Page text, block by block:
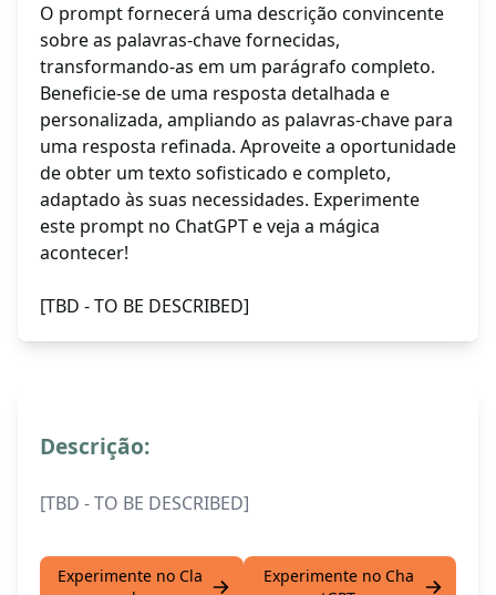
O prompt fornecerá uma descrição convincente
sobre as palavras-chave fornecidas,
transformando-as em um parágrafo completo.
Beneficie-se de uma resposta detalhada e
personalizada, ampliando as palavras-chave para
uma resposta refinada. Aproveite a oportunidade
de obter um texto sofisticado e completo,
adaptado às suas necessidades. Experimente
este prompt no ChatGPT e veja a mágica
acontecer!
[TBD - TO BE DESCRIBED]
Descrição:
[TBD - TO BE DESCRIBED]
Experimente no Cla
Experimente no Cha